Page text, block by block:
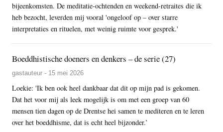
bijeenkomsten. De meditatie-ochtenden en weekend-retraites die ik
heb bezocht, leverden mij vooral 'ongeloof op – over starre
interpretaties en rituelen, met weinig ruimte voor gesprek.'
Boeddhistische doeners en denkers – de serie (27)
gastauteur - 15 mei 2026
Loekie: 'Ik ben ook heel dankbaar dat dit op mijn pad is gekomen.
Dat het voor mij als leek mogelijk is om met een groep van 60
mensen tien dagen op de Drentse hei samen te mediteren en te leren
over het boeddhisme, dat is echt heel bijzonder.’